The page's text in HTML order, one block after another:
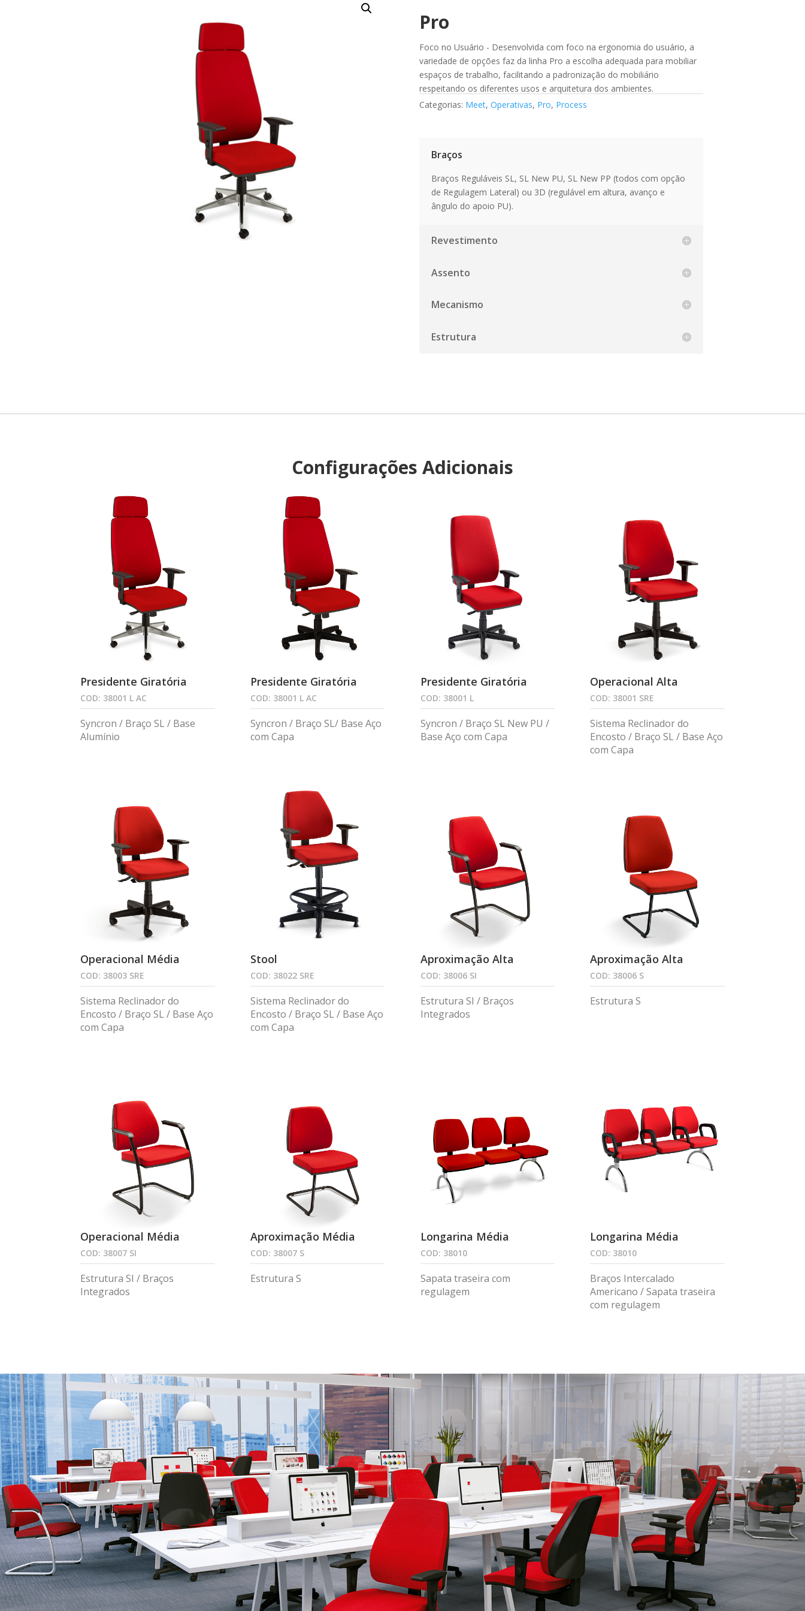
Pro
Foco no Usuário - Desenvolvida com foco na ergonomia do usuário, a
variedade de opções faz da linha Pro a escolha adequada para mobiliar
espaços de trabalho, facilitando a padronização do mobiliário
respeitando os diferentes usos e arquitetura dos ambientes.
Categorias: Meet, Operativas, Pro, Process
Braços
Braços Reguláveis SL, SL New PU, SL New PP (todos com opção
de Regulagem Lateral) ou 3D (regulável em altura, avanço e
ângulo do apoio PU).
Revestimento
Assento
Mecanismo
Estrutura
Configurações Adicionais
Presidente Giratória
COD: 38001 L AC
Syncron / Braço SL / Base
Alumínio
Presidente Giratória
COD: 38001 L AC
Syncron / Braço SL/ Base Aço
com Capa
Presidente Giratória
COD: 38001 L
Syncron / Braço SL New PU /
Base Aço com Capa
Operacional Alta
COD: 38001 SRE
Sistema Reclinador do
Encosto / Braço SL / Base Aço
com Capa
Operacional Média
COD: 38003 SRE
Sistema Reclinador do
Encosto / Braço SL / Base Aço
com Capa
Stool
COD: 38022 SRE
Sistema Reclinador do
Encosto / Braço SL / Base Aço
com Capa
Aproximação Alta
COD: 38006 SI
Estrutura SI / Braços
Integrados
Aproximação Alta
COD: 38006 S
Estrutura S
Operacional Média
COD: 38007 SI
Estrutura SI / Braços
Integrados
Aproximação Média
COD: 38007 S
Estrutura S
Longarina Média
COD: 38010
Sapata traseira com
regulagem
Longarina Média
COD: 38010
Braços Intercalado
Americano / Sapata traseira
com regulagem